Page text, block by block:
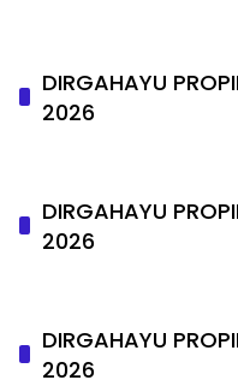
DIRGAHAYU
2026
DIRGAHAYU
2026
DIRGAHAYU
2026